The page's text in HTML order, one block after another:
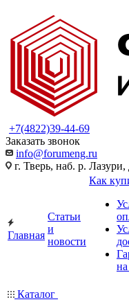
+7(4822)39-44-69
Заказать звонок
info@forumeng.ru
г. Тверь, наб. р. Лазури,
Главная
Статьи
и
новости
Как
Каталог